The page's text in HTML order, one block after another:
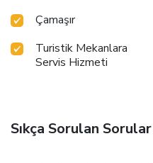
Çamaşır
Turistik Mekanlara
Servis Hizmeti
Sıkça Sorulan Sorular